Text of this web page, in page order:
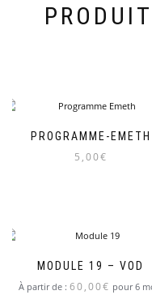
PROGRAMME-EMETH
5,00€
MODULE 19 – VOD
À partir de : 60,00€ pour 6